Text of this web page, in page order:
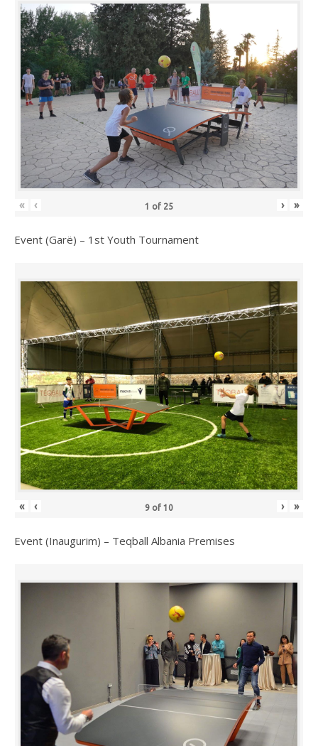
« ‹ 1 of 25 › »
Event (Garë) – 1st Youth Tournament
« ‹ 9 of 10 › »
Event (Inaugurim) – Teqball Albania Premises